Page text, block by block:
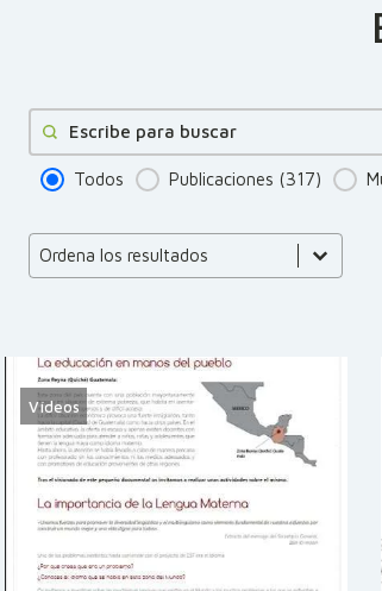
Buscar
Todos Publicaciones (317)
Product Order
Ordena los resultados
Product Order
Vídeos